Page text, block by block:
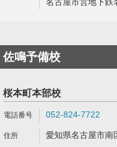
佐鳴予備校
桜本町本部校
052-824-7722
愛知県名古屋市南